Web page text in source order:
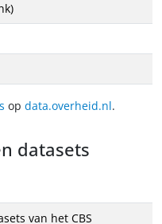
op data.overheid.nl.
datasets
van het CBS